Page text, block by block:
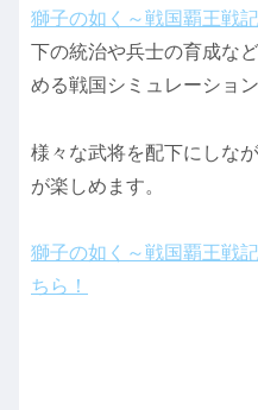
獅子の如く～戦国覇王戦
下の統治や兵士の育成な
める戦国シミュレーショ
様々な武将を配下にしな
が楽しめます。
獅子の如く～戦国覇王戦
ちら！